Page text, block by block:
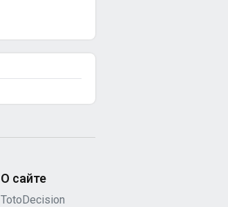
О сайте
TotoDecision